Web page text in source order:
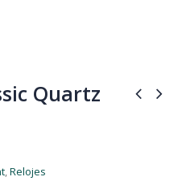
Quartz
,Relojes